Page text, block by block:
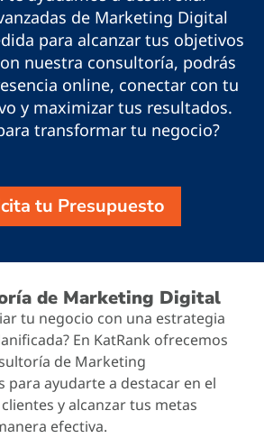
de Marketing Digital
para alcanzar tus objetivos
nuestra consultoría, podrás
online, conectar con tu
y maximizar tus resultados.
transformar tu negocio?
tu Presupuesto
de Marketing Digital
tu negocio con una estrategia
En KatRank ofrecemos
de Marketing
para ayudarte a destacar en el
y alcanzar tus metas
efectiva.